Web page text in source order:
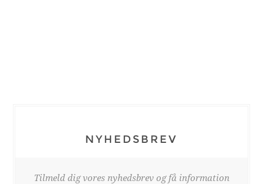
NYHEDSBREV
Tilmeld dig vores nyhedsbrev og få information